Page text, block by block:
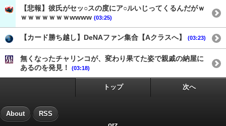
【悲報】彼氏がセッ○スの度にア○ルいじってくるんだがｗ
ｗｗｗｗｗｗｗwwww (03:25)
【カード勝ち越し】DeNAファン集合【Aクラスへ】 (03:23)
無くなったチャリンコが、変わり果てた姿で親戚の納屋に
あるのを発見！
(03:18)
トップ 次へ
About RSS